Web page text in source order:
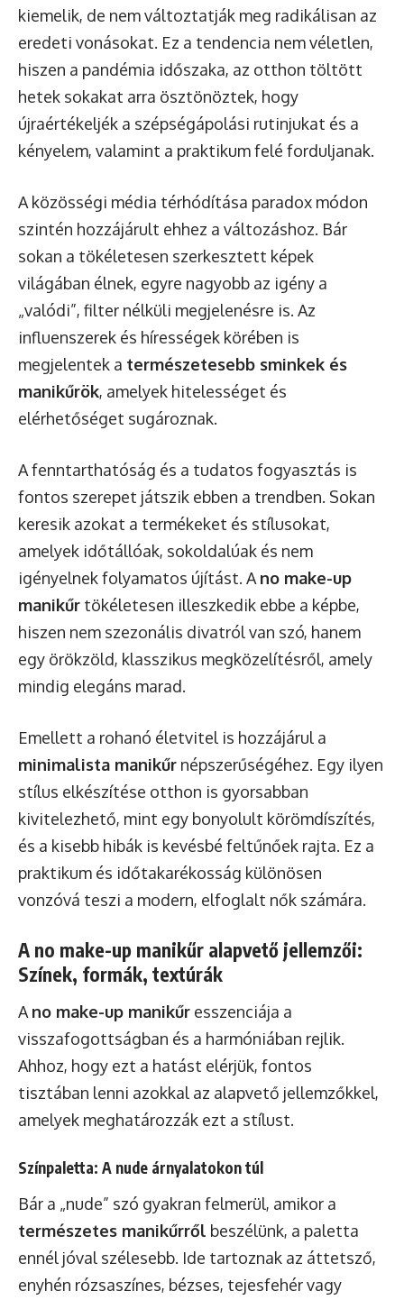
kiemelik, de nem változtatják meg radikálisan az
eredeti vonásokat. Ez a tendencia nem véletlen,
hiszen a pandémia időszaka, az otthon töltött
hetek sokakat arra ösztönöztek, hogy
újraértékeljék a szépségápolási rutinjukat és a
kényelem, valamint a praktikum felé forduljanak.
A közösségi média térhódítása paradox módon
szintén hozzájárult ehhez a változáshoz. Bár
sokan a tökéletesen szerkesztett képek
világában élnek, egyre nagyobb az igény a
„valódi”, filter nélküli megjelenésre is. Az
influenszerek és hírességek körében is
megjelentek a természetesebb sminkek és
manikűrök, amelyek hitelességet és
elérhetőséget sugároznak.
A fenntarthatóság és a tudatos fogyasztás is
fontos szerepet játszik ebben a trendben. Sokan
keresik azokat a termékeket és stílusokat,
amelyek időtállóak, sokoldalúak és nem
igényelnek folyamatos újítást. A no make-up
manikűr tökéletesen illeszkedik ebbe a képbe,
hiszen nem szezonális divatról van szó, hanem
egy örökzöld, klasszikus megközelítésről, amely
mindig elegáns marad.
Emellett a rohanó életvitel is hozzájárul a
minimalista manikűr népszerűségéhez. Egy ilyen
stílus elkészítése otthon is gyorsabban
kivitelezhető, mint egy bonyolult körömdíszítés,
és a kisebb hibák is kevésbé feltűnőek rajta. Ez a
praktikum és időtakarékosság különösen
vonzóvá teszi a modern, elfoglalt nők számára.
A no make-up manikűr alapvető jellemzői:
Színek, formák, textúrák
A no make-up manikűr esszenciája a
visszafogottságban és a harmóniában rejlik.
Ahhoz, hogy ezt a hatást elérjük, fontos
tisztában lenni azokkal az alapvető jellemzőkkel,
amelyek meghatározzák ezt a stílust.
Színpaletta: A nude árnyalatokon túl
Bár a „nude” szó gyakran felmerül, amikor a
természetes manikűrről beszélünk, a paletta
ennél jóval szélesebb. Ide tartoznak az áttetsző,
enyhén rózsaszínes, bézses, tejesfehér vagy